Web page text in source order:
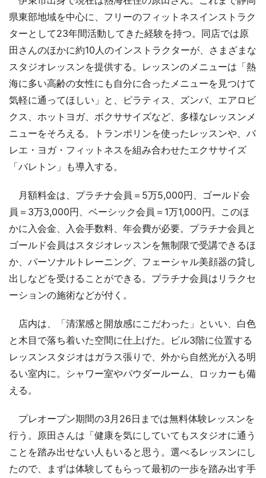
県東部地域を中心に、フリーのフィットネスインストラク
ターとして23年間活動してきた経験を持つ。同店では原
田さんのほかに約10人のインストラクターが、さまざまな
スタジオレッスンを提供する。レッスンのメニューは「熱
海に多い高齢の女性にも自分に合ったメニューを見つけて
気軽に通ってほしい」と、ピラティス、ズンバ、エアロビ
クス、ホットヨガ、ボクササイズなど、多様なレッスンメ
ニューをそろえる。トランポリンを使ったレッスンや、バ
レエ・ヨガ・フィットネスを組み合わせたエクササイズ
「バレトン」も導入する。
月額料金は、プラチナ会員＝5万5,000円、ゴールド会
員＝3万3,000円、ベーシック会員＝1万1,000円。このほ
かに入会金、入会手数料、年会費が必要。プラチナ会員と
ゴールド会員はスタジオレッスンを無制限で受講できるほ
か、パーソナルトレーニング、フェーシャル美顔器の貸し
出しなどを受けることができる。プラチナ会員はリラクセ
ーションの施術などが付く。
店内は、「清潔感と開放感にこだわった」といい、白色
と木目で落ち着いた空間に仕上げた。ビル3階に位置する
レッスンスタジオはガラス張りで、外から自然光が入る明
るい室内に。シャワー室やパウダールーム、ロッカーも備
える。
プレオープン期間の3月26日までは無料体験レッスンを
行う。原田さんは「健康を気にしていてもスタジオに通う
ことを踏み出せない人もいると思う。選べるレッスンにし
たので、まずは体験してもらって最初の一歩を踏み出す手